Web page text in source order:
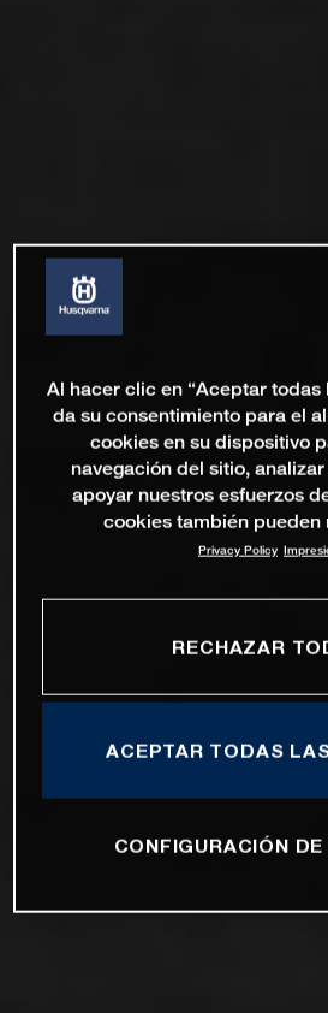
Al hacer clic en “Aceptar todas
da su consentimiento para el
cookies en su dispositivo
navegación del sitio,
apoyar nuestros esfuerzos
cookies también pueden
Privacy Policy
RECHAZAR
ACEPTAR TODAS
CONFIGURACIÓN